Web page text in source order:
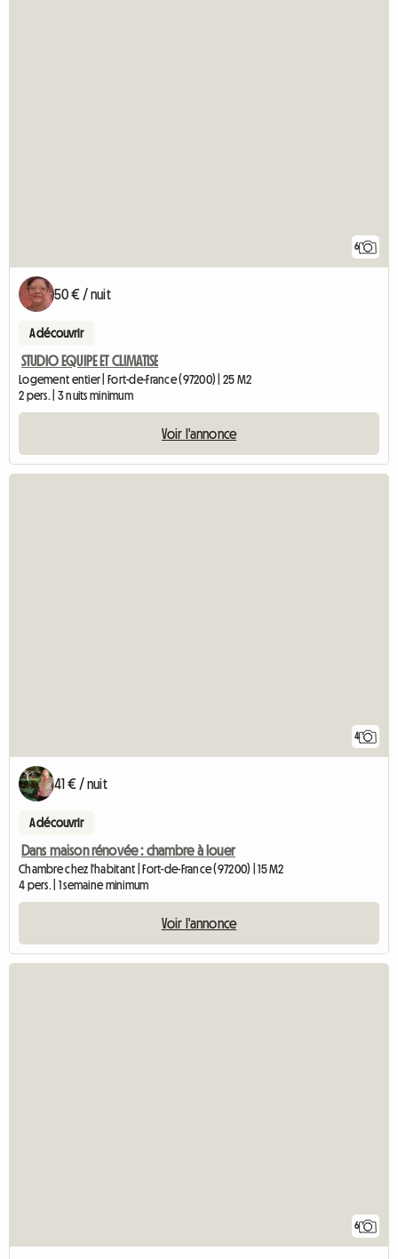
6
50 € / nuit
A découvrir
STUDIO EQUIPE ET CLIMATISE
Logement entier | Fort-de-France (97200) | 25 M2
2 pers. | 3 nuits minimum
Voir l'annonce
4
41 € / nuit
A découvrir
Dans maison rénovée : chambre à louer
Chambre chez l'habitant | Fort-de-France (97200) | 15 M2
4 pers. | 1 semaine minimum
Voir l'annonce
6